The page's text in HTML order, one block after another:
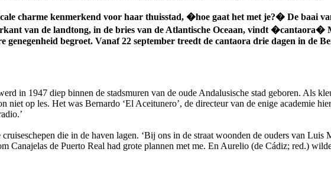
charme kenmerkend voor haar thuisstad, �hoe gaat het met je?� De baai
van de landtong, in de bries van de Atlantische Oceaan, vindt
genegenheid begroet. Vanaf 22 september treedt de cantaora drie dagen in de
in 1947 diep binnen de stadsmuren van de oude Andalusische stad geboren. Als
niet op les. Het was Bernardo ‘El Aceitunero’, de directeur van de enige academie
die in de haven lagen. ‘Bij ons in de straat woonden de ouders van
Canajelas de Puerto Real had grote plannen met me. En Aurelio (de Cádiz; red.)